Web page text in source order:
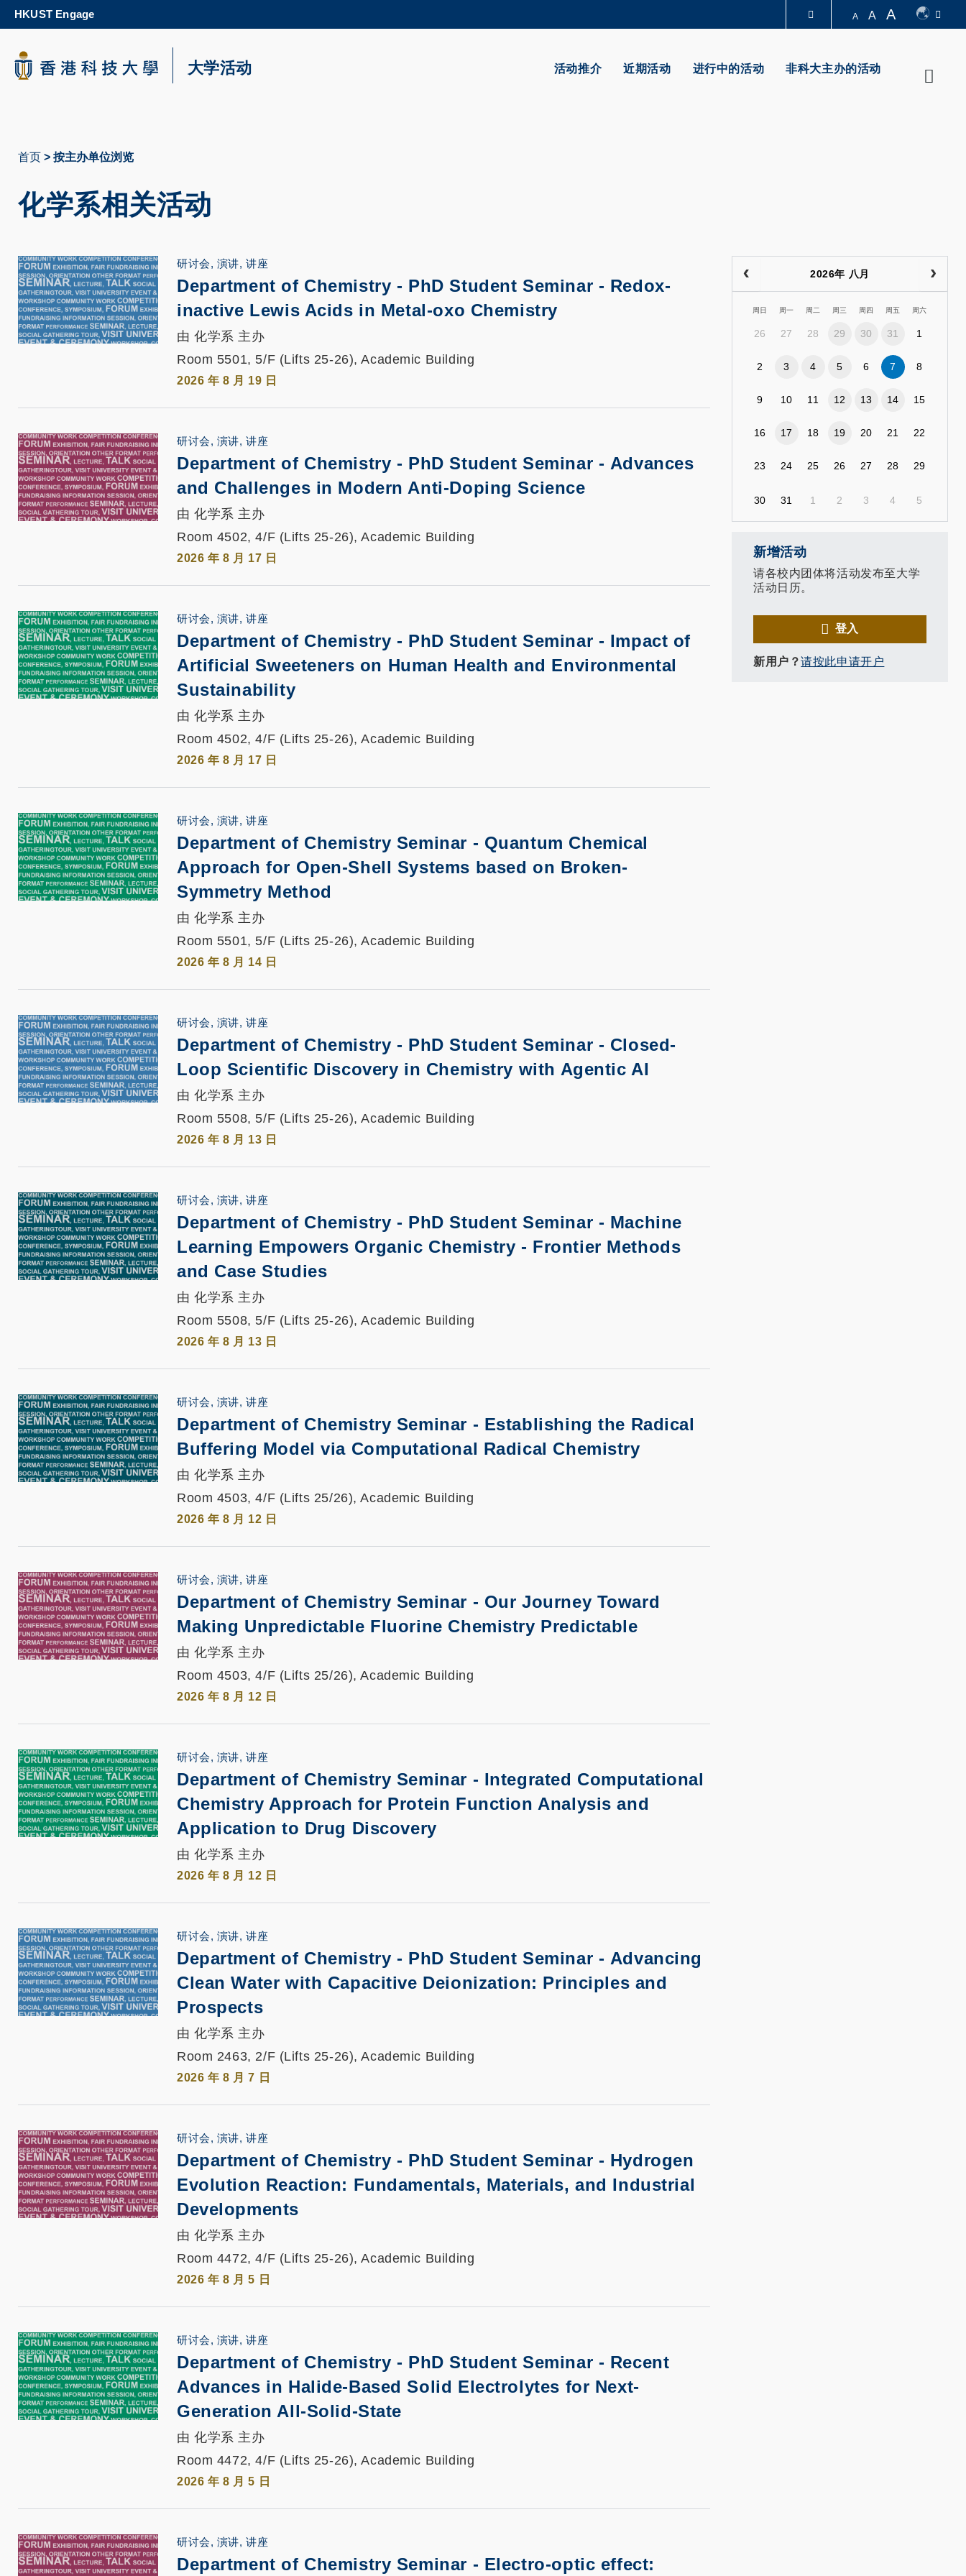
content
更多科大概览
科大新闻 生活@科大 图书馆
HKUST Engage A A A
活动推介 近期活动 进行中的活动 非科大主办的活动
大学活动
包
屑
首页 按主办单位浏览
化学系相关活动
研讨会, 演讲, 讲座
Department of Chemistry - PhD Student Seminar - Redox-
inactive Lewis Acids in Metal-oxo Chemistry
由 化学系 主办
Room 5501, 5/F (Lifts 25-26), Academic Building
2026 年 8 月 19 日
研讨会, 演讲, 讲座
Department of Chemistry - PhD Student Seminar - Advances
and Challenges in Modern Anti-Doping Science
由 化学系 主办
Room 4502, 4/F (Lifts 25-26), Academic Building
2026 年 8 月 17 日
研讨会, 演讲, 讲座
Department of Chemistry - PhD Student Seminar - Impact of
Artificial Sweeteners on Human Health and Environmental
Sustainability
由 化学系 主办
Room 4502, 4/F (Lifts 25-26), Academic Building
2026 年 8 月 17 日
研讨会, 演讲, 讲座
Department of Chemistry Seminar - Quantum Chemical
Approach for Open-Shell Systems based on Broken-
Symmetry Method
由 化学系 主办
Room 5501, 5/F (Lifts 25-26), Academic Building
2026 年 8 月 14 日
研讨会, 演讲, 讲座
Department of Chemistry - PhD Student Seminar - Closed-
Loop Scientific Discovery in Chemistry with Agentic AI
由 化学系 主办
Room 5508, 5/F (Lifts 25-26), Academic Building
2026 年 8 月 13 日
研讨会, 演讲, 讲座
Department of Chemistry - PhD Student Seminar - Machine
Learning Empowers Organic Chemistry - Frontier Methods
and Case Studies
由 化学系 主办
Room 5508, 5/F (Lifts 25-26), Academic Building
2026 年 8 月 13 日
研讨会, 演讲, 讲座
Department of Chemistry Seminar - Establishing the Radical
Buffering Model via Computational Radical Chemistry
由 化学系 主办
Room 4503, 4/F (Lifts 25/26), Academic Building
2026 年 8 月 12 日
研讨会, 演讲, 讲座
Department of Chemistry Seminar - Our Journey Toward
Making Unpredictable Fluorine Chemistry Predictable
由 化学系 主办
Room 4503, 4/F (Lifts 25/26), Academic Building
2026 年 8 月 12 日
研讨会, 演讲, 讲座
Department of Chemistry Seminar - Integrated Computational
Chemistry Approach for Protein Function Analysis and
Application to Drug Discovery
由 化学系 主办
2026 年 8 月 12 日
研讨会, 演讲, 讲座
Department of Chemistry - PhD Student Seminar - Advancing
Clean Water with Capacitive Deionization: Principles and
Prospects
由 化学系 主办
Room 2463, 2/F (Lifts 25-26), Academic Building
2026 年 8 月 7 日
研讨会, 演讲, 讲座
Department of Chemistry - PhD Student Seminar - Hydrogen
Evolution Reaction: Fundamentals, Materials, and Industrial
Developments
由 化学系 主办
Room 4472, 4/F (Lifts 25-26), Academic Building
2026 年 8 月 5 日
研讨会, 演讲, 讲座
Department of Chemistry - PhD Student Seminar - Recent
Advances in Halide-Based Solid Electrolytes for Next-
Generation All-Solid-State
由 化学系 主办
Room 4472, 4/F (Lifts 25-26), Academic Building
2026 年 8 月 5 日
研讨会, 演讲, 讲座
Department of Chemistry Seminar - Electro-optic effect:
2026年 八月
周日 周一 周二 周三 周四 周五 周六
26 27 28 29 30 31 1
2 3 4 5 6 7 8
9 10 11 12 13 14 15
16 17 18 19 20 21 22
23 24 25 26 27 28 29
30 31 1 2 3 4 5
新增活动
请各校内团体将活动发布至大学
活动日历。
登入
新用户？请按此申请开户